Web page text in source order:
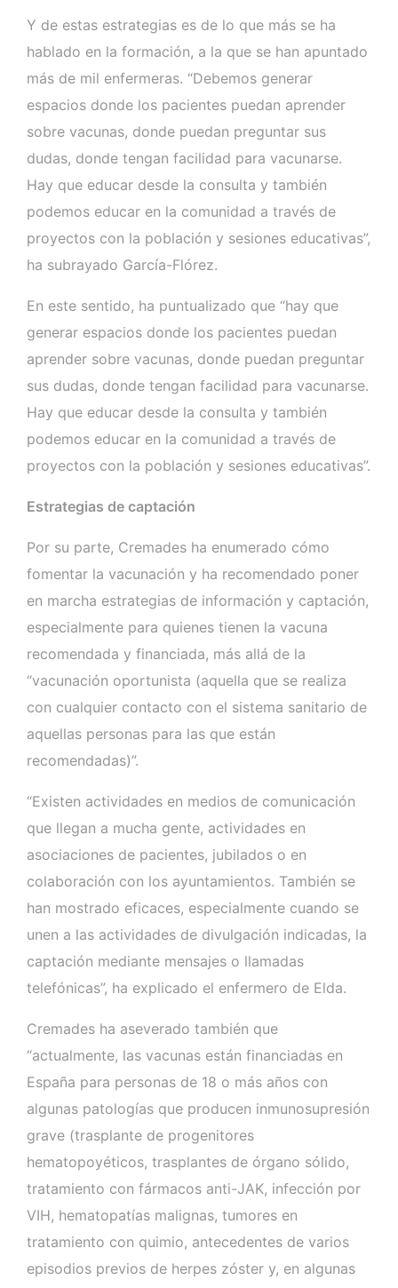
Y de estas estrategias es de lo que más se ha
hablado en la formación, a la que se han apuntado
más de mil enfermeras. “Debemos generar
espacios donde los pacientes puedan aprender
sobre vacunas, donde puedan preguntar sus
dudas, donde tengan facilidad para vacunarse.
Hay que educar desde la consulta y también
podemos educar en la comunidad a través de
proyectos con la población y sesiones educativas”,
ha subrayado García-Flórez.
En este sentido, ha puntualizado que “hay que
generar espacios donde los pacientes puedan
aprender sobre vacunas, donde puedan preguntar
sus dudas, donde tengan facilidad para vacunarse.
Hay que educar desde la consulta y también
podemos educar en la comunidad a través de
proyectos con la población y sesiones educativas”.
Estrategias de captación
Por su parte, Cremades ha enumerado cómo
fomentar la vacunación y ha recomendado poner
en marcha estrategias de información y captación,
especialmente para quienes tienen la vacuna
recomendada y financiada, más allá de la
“vacunación oportunista (aquella que se realiza
con cualquier contacto con el sistema sanitario de
aquellas personas para las que están
recomendadas)”.
“Existen actividades en medios de comunicación
que llegan a mucha gente, actividades en
asociaciones de pacientes, jubilados o en
colaboración con los ayuntamientos. También se
han mostrado eficaces, especialmente cuando se
unen a las actividades de divulgación indicadas, la
captación mediante mensajes o llamadas
telefónicas”, ha explicado el enfermero de Elda.
Cremades ha aseverado también que
“actualmente, las vacunas están financiadas en
España para personas de 18 o más años con
algunas patologías que producen inmunosupresión
grave (trasplante de progenitores
hematopoyéticos, trasplantes de órgano sólido,
tratamiento con fármacos anti-JAK, infección por
VIH, hematopatías malignas, tumores en
tratamiento con quimio, antecedentes de varios
episodios previos de herpes zóster y, en algunas